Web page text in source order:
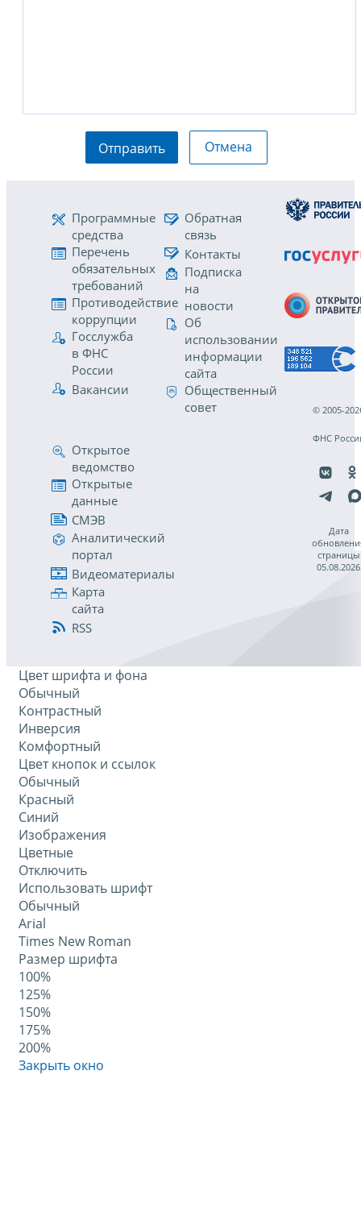
Отправить Отмена
Программные
средства
Перечень
обязательных
требований
Противодействие
коррупции
Госслужба
в ФНС
России
Вакансии
Обратная
связь
Контакты
Подписка
на
новости
Об
использовании
информации
сайта
Общественный
совет
Открытое
ведомство
Открытые
данные
СМЭВ
Аналитический
портал
Видеоматериалы
Карта
сайта
RSS
© 2005-
ФНС
Дата
страницы
05.08.2026
Цвет шрифта и фона
Обычный
Контрастный
Инверсия
Комфортный
Цвет кнопок и ссылок
Обычный
Красный
Синий
Изображения
Цветные
Отключить
Использовать шрифт
Обычный
Arial
Times New Roman
Размер шрифта
100%
125%
150%
175%
200%
Закрыть окно